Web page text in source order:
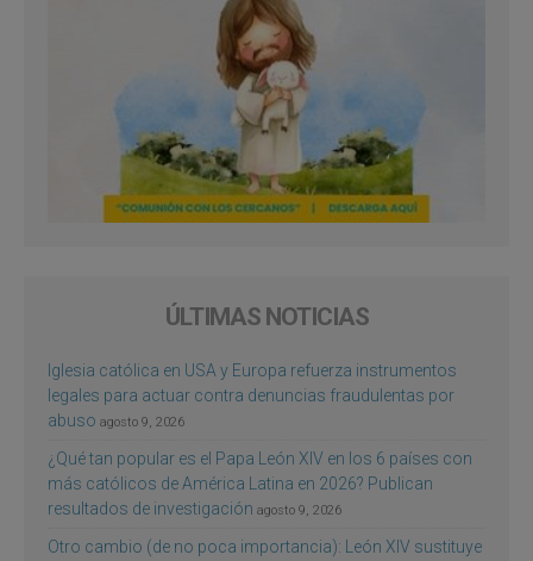
ÚLTIMAS NOTICIAS
Iglesia católica en USA y Europa refuerza instrumentos
legales para actuar contra denuncias fraudulentas por
abuso agosto 9, 2026
¿Qué tan popular es el Papa León XIV en los 6 países con
más católicos de América Latina en 2026? Publican
resultados de investigación agosto 9, 2026
Otro cambio (de no poca importancia): León XIV sustituye